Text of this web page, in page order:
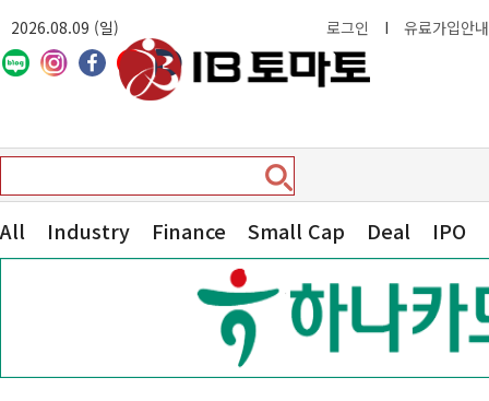
2026.08.09 (일) 로그인 I 유료가입안내
All Industry Finance Small Cap Deal IPO